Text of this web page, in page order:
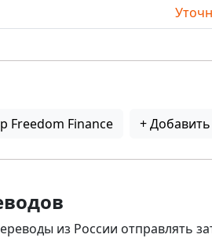
Freedom Finance +
из России отправлять